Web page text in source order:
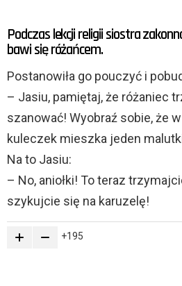
Podczas lekcji religii siostra
bawi się różańcem.
Postanowiła go pouczyć i
– Jasiu, pamiętaj, że różaniec
szanować! Wyobraź sobie, że
kuleczek mieszka jeden
Na to Jasiu:
– No, aniołki! To teraz
szykujcie się na karuzelę!
195